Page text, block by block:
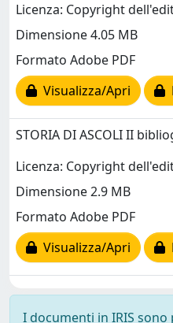
Licenza: Copyright
Dimensione 4.05 MB
Formato Adobe PDF
Visualizza/Apri
STORIA DI ASCOLI II
Licenza: Copyright
Dimensione 2.9 MB
Formato Adobe PDF
Visualizza/Apri
I documenti in IRIS